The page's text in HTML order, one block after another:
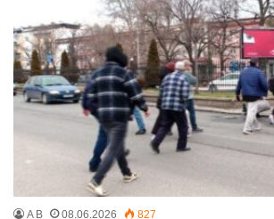
A B 08.06.2026 827